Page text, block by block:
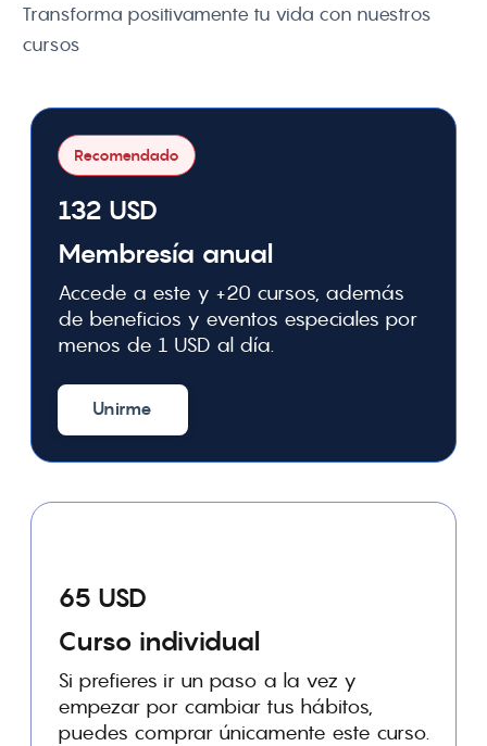
Transforma positivamente tu vida con nuestros
cursos
Recomendado
132 USD
Membresía anual
Accede a este y +20 cursos, además
de beneficios y eventos especiales por
menos de 1 USD al día.
Unirme
65 USD
Curso individual
Si prefieres ir un paso a la vez y
empezar por cambiar tus hábitos,
puedes comprar únicamente este curso.